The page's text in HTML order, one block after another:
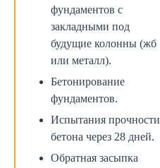
фундаментов с
закладными под
будущие колонны (жб
или металл).
Бетонирование
фундаментов.
Испытания прочности
бетона через 28 дней.
Обратная засыпка